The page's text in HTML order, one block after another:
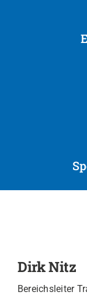
Dirk Nitz
Bereichsleiter